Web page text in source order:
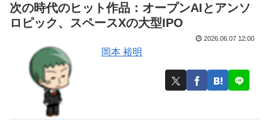
次の時代のヒット作品：オープンAIとアンソ
ロピック、スペースXの大型IPO
岡本 裕明
2026.06.07 12:00